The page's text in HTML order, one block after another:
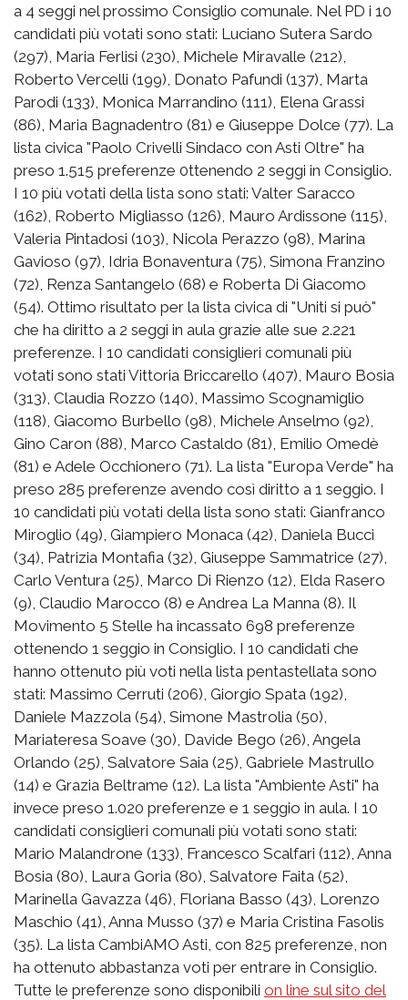
a 4 seggi nel prossimo Consiglio comunale. Nel PD i 10
candidati più votati sono stati: Luciano Sutera Sardo
(297), Maria Ferlisi (230), Michele Miravalle (212),
Roberto Vercelli (199), Donato Pafundi (137), Marta
Parodi (133), Monica Marrandino (111), Elena Grassi
(86), Maria Bagnadentro (81) e Giuseppe Dolce (77). La
lista civica "Paolo Crivelli Sindaco con Asti Oltre" ha
preso 1.515 preferenze 0ttenendo 2 seggi in Consiglio.
I 10 più votati della lista sono stati: Valter Saracco
(162), Roberto Migliasso (126), Mauro Ardissone (115),
Valeria Pintadosi (103), Nicola Perazzo (98), Marina
Gavioso (97), Idria Bonaventura (75), Simona Franzino
(72), Renza Santangelo (68) e Roberta Di Giacomo
(54). Ottimo risultato per la lista civica di "Uniti si può"
che ha diritto a 2 seggi in aula grazie alle sue 2.221
preferenze. I 10 candidati consiglieri comunali più
votati sono stati Vittoria Briccarello (407), Mauro Bosia
(313), Claudia Rozzo (140), Massimo Scognamiglio
(118), Giacomo Burbello (98), Michele Anselmo (92),
Gino Caron (88), Marco Castaldo (81), Emilio Omedè
(81) e Adele Occhionero (71). La lista "Europa Verde" ha
preso 285 preferenze avendo così diritto a 1 seggio. I
10 candidati più votati della lista sono stati: Gianfranco
Miroglio (49), Giampiero Monaca (42), Daniela Bucci
(34), Patrizia Montafia (32), Giuseppe Sammatrice (27),
Carlo Ventura (25), Marco Di Rienzo (12), Elda Rasero
(9), Claudio Marocco (8) e Andrea La Manna (8). Il
Movimento 5 Stelle ha incassato 698 preferenze
ottenendo 1 seggio in Consiglio. I 10 candidati che
hanno ottenuto più voti nella lista pentastellata sono
stati: Massimo Cerruti (206), Giorgio Spata (192),
Daniele Mazzola (54), Simone Mastrolia (50),
Mariateresa Soave (30), Davide Bego (26), Angela
Orlando (25), Salvatore Saia (25), Gabriele Mastrullo
(14) e Grazia Beltrame (12). La lista "Ambiente Asti" ha
invece preso 1.020 preferenze e 1 seggio in aula. I 10
candidati consiglieri comunali più votati sono stati:
Mario Malandrone (133), Francesco Scalfari (112), Anna
Bosia (80), Laura Goria (80), Salvatore Faita (52),
Marinella Gavazza (46), Floriana Basso (43), Lorenzo
Maschio (41), Anna Musso (37) e Maria Cristina Fasolis
(35). La lista CambiAMO Asti, con 825 preferenze, non
ha ottenuto abbastanza voti per entrare in Consiglio.
Tutte le preferenze sono disponibili on line sul sito del